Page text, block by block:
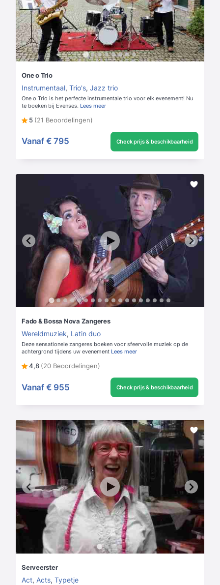
One o Trio
Instrumentaal, Trio's, Jazz trio
One o Trio is het perfecte instrumentale trio voor elk evenement! Nu
te boeken bij Evenses. Lees meer
5 (21 Beoordelingen)
Vanaf € 795 Check prijs & beschikbaarheid
Fado & Bossa Nova Zangeres
Wereldmuziek, Latin duo
Deze sensationele zangeres boeken voor sfeervolle muziek op de
achtergrond tijdens uw evenement Lees meer
4,8 (20 Beoordelingen)
Vanaf € 955 Check prijs & beschikbaarheid
Serveerster
Act, Acts, Typetje